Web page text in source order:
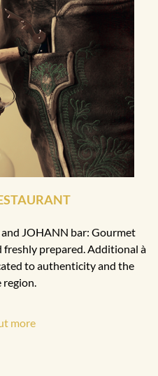
JOHANN bar: Gourmet
freshly prepared. Additional à
to authenticity and the
region.
more